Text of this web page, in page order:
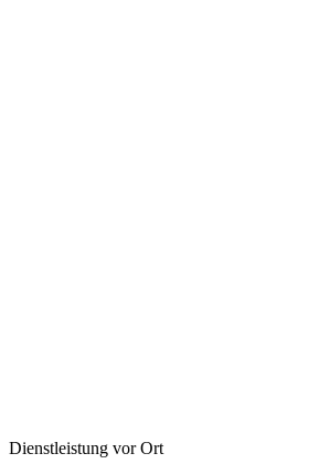
Dienstleistung vor Ort